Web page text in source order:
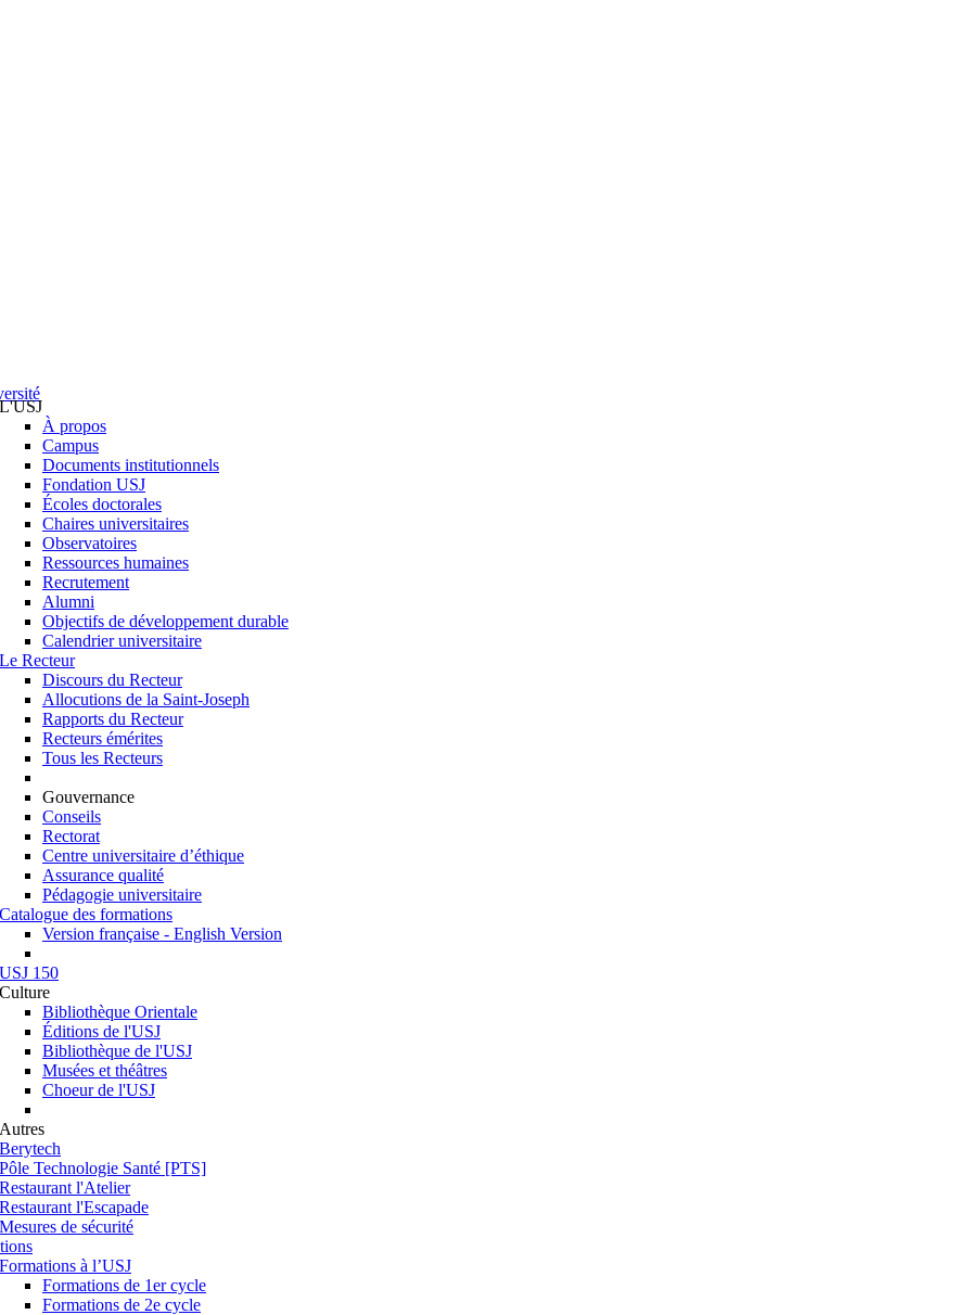
L'USJ
À propos
Campus
Documents institutionnels
Fondation USJ
Écoles doctorales
Chaires universitaires
Observatoires
Ressources humaines
Recrutement
Alumni
Objectifs de développement durable
Calendrier universitaire
Le Recteur
Discours du Recteur
Allocutions de la Saint-Joseph
Rapports du Recteur
Recteurs émérites
Tous les Recteurs
Gouvernance
Conseils
Rectorat
Centre universitaire d’éthique
Assurance qualité
Pédagogie universitaire
Catalogue des formations
Version française - English Version
USJ 150
Culture
Bibliothèque Orientale
Éditions de l'USJ
Bibliothèque de l'USJ
Musées et théâtres
Choeur de l'USJ
Autres
Berytech
Pôle Technologie Santé [PTS]
Restaurant l'Atelier
Restaurant l'Escapade
Mesures de sécurité
Formations à l’USJ
Formations de 1er cycle
Formations de 2e cycle